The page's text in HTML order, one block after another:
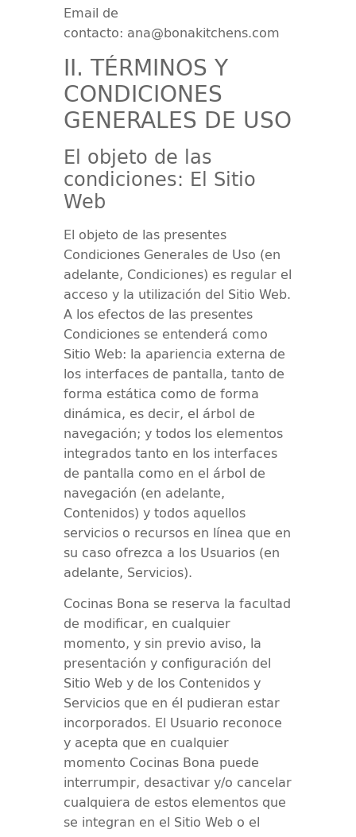
Email de
contacto: ana@bonakitchens.com
II. TÉRMINOS Y
CONDICIONES
GENERALES DE USO
El objeto de las
condiciones: El Sitio
Web
El objeto de las presentes
Condiciones Generales de Uso (en
adelante, Condiciones) es regular el
acceso y la utilización del Sitio Web.
A los efectos de las presentes
Condiciones se entenderá como
Sitio Web: la apariencia externa de
los interfaces de pantalla, tanto de
forma estática como de forma
dinámica, es decir, el árbol de
navegación; y todos los elementos
integrados tanto en los interfaces
de pantalla como en el árbol de
navegación (en adelante,
Contenidos) y todos aquellos
servicios o recursos en línea que en
su caso ofrezca a los Usuarios (en
adelante, Servicios).
Cocinas Bona se reserva la facultad
de modificar, en cualquier
momento, y sin previo aviso, la
presentación y configuración del
Sitio Web y de los Contenidos y
Servicios que en él pudieran estar
incorporados. El Usuario reconoce
y acepta que en cualquier
momento Cocinas Bona puede
interrumpir, desactivar y/o cancelar
cualquiera de estos elementos que
se integran en el Sitio Web o el